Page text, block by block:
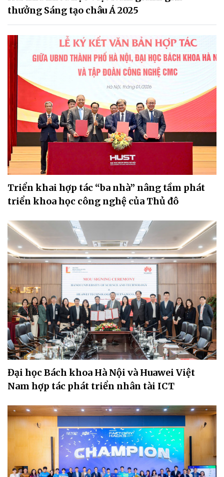
thưởng Sáng tạo châu Á 2025
Triển khai hợp tác “ba nhà” nâng tầm phát
triển khoa học công nghệ của Thủ đô
Đại học Bách khoa Hà Nội và Huawei Việt
Nam hợp tác phát triển nhân tài ICT